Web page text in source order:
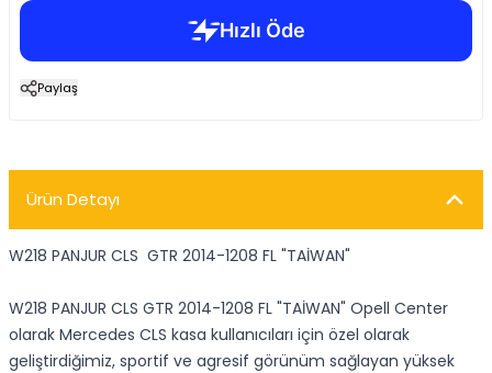
Paylaş
Ürün Detayı
W218 PANJUR CLS GTR 2014-1208 FL "TAİWAN"
W218 PANJUR CLS GTR 2014-1208 FL "TAİWAN" Opell Center
olarak Mercedes CLS kasa kullanıcıları için özel olarak
geliştirdiğimiz, sportif ve agresif görünüm sağlayan yüksek